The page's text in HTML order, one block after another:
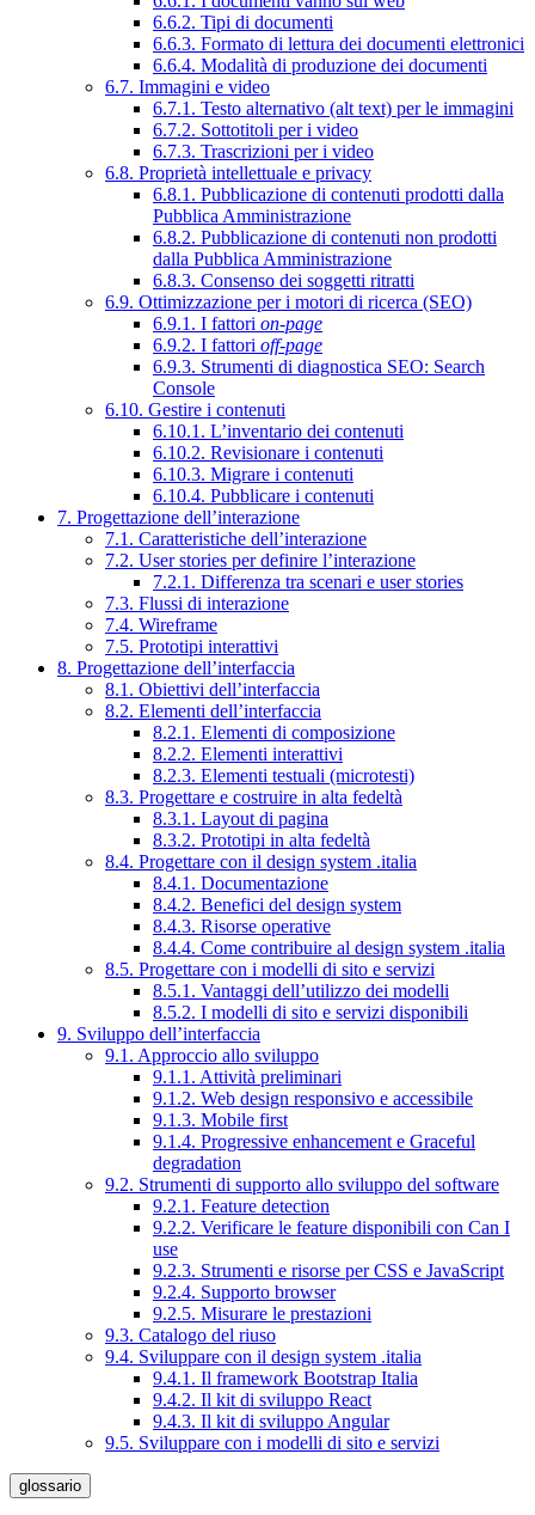
6.6.2. Tipi di documenti
6.6.3. Formato di lettura dei documenti elettronici
6.6.4. Modalità di produzione dei documenti
6.7. Immagini e video
6.7.1. Testo alternativo (alt text) per le immagini
6.7.2. Sottotitoli per i video
6.7.3. Trascrizioni per i video
6.8. Proprietà intellettuale e privacy
6.8.1. Pubblicazione di contenuti prodotti dalla
Pubblica Amministrazione
6.8.2. Pubblicazione di contenuti non prodotti
dalla Pubblica Amministrazione
6.8.3. Consenso dei soggetti ritratti
6.9. Ottimizzazione per i motori di ricerca (SEO)
6.9.1. I fattori on-page
6.9.2. I fattori off-page
6.9.3. Strumenti di diagnostica SEO: Search
Console
6.10. Gestire i contenuti
6.10.1. L’inventario dei contenuti
6.10.2. Revisionare i contenuti
6.10.3. Migrare i contenuti
6.10.4. Pubblicare i contenuti
7. Progettazione dell’interazione
7.1. Caratteristiche dell’interazione
7.2. User stories per definire l’interazione
7.2.1. Differenza tra scenari e user stories
7.3. Flussi di interazione
7.4. Wireframe
7.5. Prototipi interattivi
8. Progettazione dell’interfaccia
8.1. Obiettivi dell’interfaccia
8.2. Elementi dell’interfaccia
8.2.1. Elementi di composizione
8.2.2. Elementi interattivi
8.2.3. Elementi testuali (microtesti)
8.3. Progettare e costruire in alta fedeltà
8.3.1. Layout di pagina
8.3.2. Prototipi in alta fedeltà
8.4. Progettare con il design system .italia
8.4.1. Documentazione
8.4.2. Benefici del design system
8.4.3. Risorse operative
8.4.4. Come contribuire al design system .italia
8.5. Progettare con i modelli di sito e servizi
8.5.1. Vantaggi dell’utilizzo dei modelli
8.5.2. I modelli di sito e servizi disponibili
9. Sviluppo dell’interfaccia
9.1. Approccio allo sviluppo
9.1.1. Attività preliminari
9.1.2. Web design responsivo e accessibile
9.1.3. Mobile first
9.1.4. Progressive enhancement e Graceful
degradation
9.2. Strumenti di supporto allo sviluppo del software
9.2.1. Feature detection
9.2.2. Verificare le feature disponibili con Can I
use
9.2.3. Strumenti e risorse per CSS e JavaScript
9.2.4. Supporto browser
9.2.5. Misurare le prestazioni
9.3. Catalogo del riuso
9.4. Sviluppare con il design system .italia
9.4.1. Il framework Bootstrap Italia
9.4.2. Il kit di sviluppo React
9.4.3. Il kit di sviluppo Angular
9.5. Sviluppare con i modelli di sito e servizi
glossario